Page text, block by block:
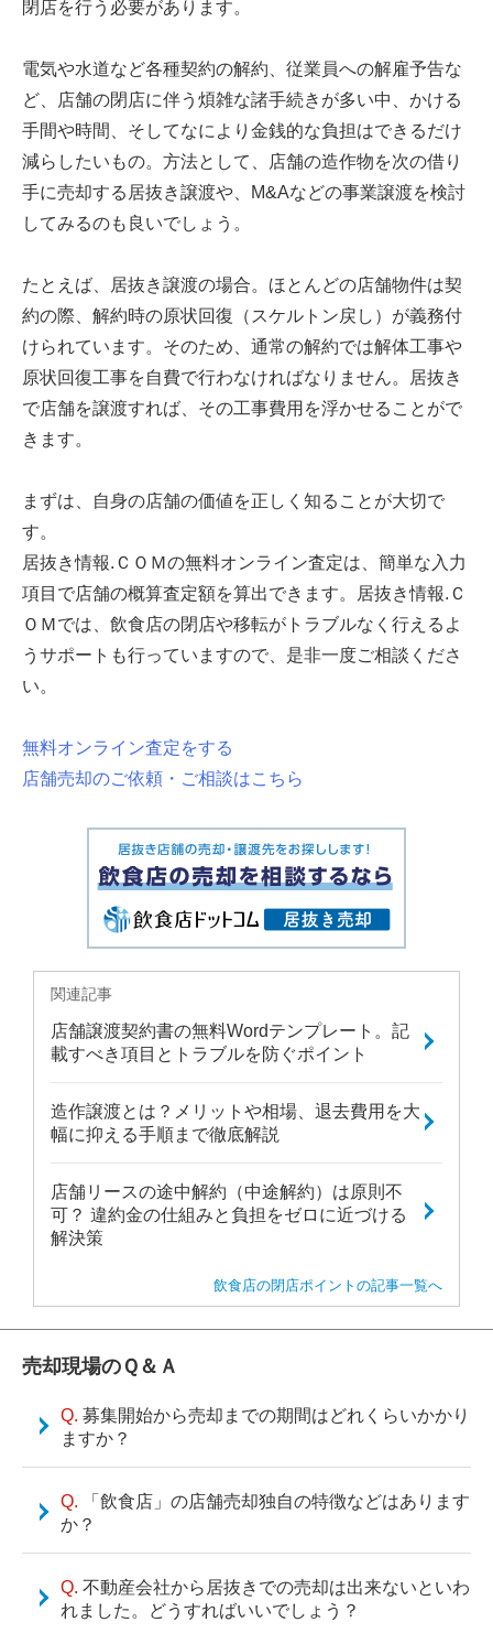
閉店を行う必要があります。
電気や水道など各種契約の解約、従業員への解雇予告な
ど、店舗の閉店に伴う煩雑な諸手続きが多い中、かける
手間や時間、そしてなにより金銭的な負担はできるだけ
減らしたいもの。方法として、店舗の造作物を次の借り
手に売却する居抜き譲渡や、M&Aなどの事業譲渡を検討
してみるのも良いでしょう。
たとえば、居抜き譲渡の場合。ほとんどの店舗物件は契
約の際、解約時の原状回復（スケルトン戻し）が義務付
けられています。そのため、通常の解約では解体工事や
原状回復工事を自費で行わなければなりません。居抜き
で店舗を譲渡すれば、その工事費用を浮かせることがで
きます。
まずは、自身の店舗の価値を正しく知ることが大切で
す。
居抜き情報.ＣＯＭの無料オンライン査定は、簡単な入力
項目で店舗の概算査定額を算出できます。居抜き情報.Ｃ
ＯＭでは、飲食店の閉店や移転がトラブルなく行えるよ
うサポートも行っていますので、是非一度ご相談くださ
い。
無料オンライン査定をする
店舗売却のご依頼・ご相談はこちら
関連記事
店舗譲渡契約書の無料Wordテンプレート。記
載すべき項目とトラブルを防ぐポイント
造作譲渡とは？メリットや相場、退去費用を大
幅に抑える手順まで徹底解説
店舗リースの途中解約（中途解約）は原則不
可？ 違約金の仕組みと負担をゼロに近づける
解決策
飲食店の閉店ポイントの記事一覧へ
売却現場のＱ＆Ａ
募集開始から売却までの期間はどれくらいかかり
ますか？
「飲食店」の店舗売却独自の特徴などはあります
か？
不動産会社から居抜きでの売却は出来ないといわ
れました。どうすればいいでしょう？